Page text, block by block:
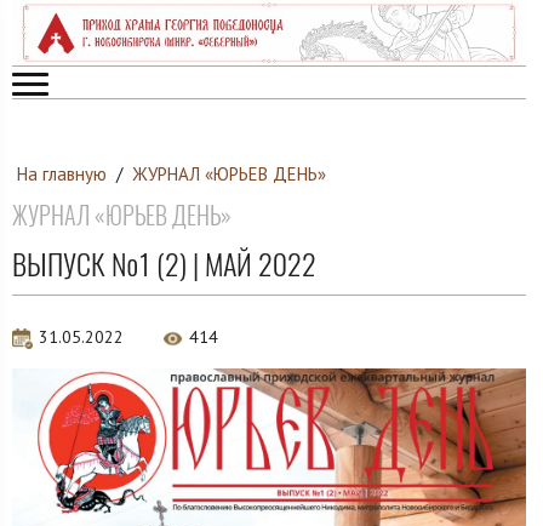
На главную / ЖУРНАЛ «ЮРЬЕВ ДЕНЬ»
ЖУРНАЛ «ЮРЬЕВ ДЕНЬ»
ВЫПУСК №1 (2) | МАЙ 2022
31.05.2022 414